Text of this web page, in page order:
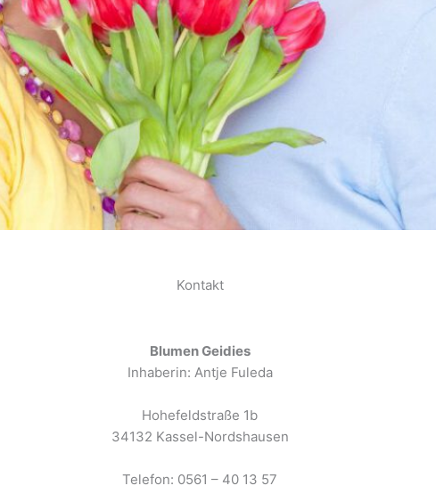
Kontakt
Blumen Geidies
Inhaberin: Antje Fuleda
Hohefeldstraße 1b
34132 Kassel-Nordshausen
Telefon: 0561 – 40 13 57